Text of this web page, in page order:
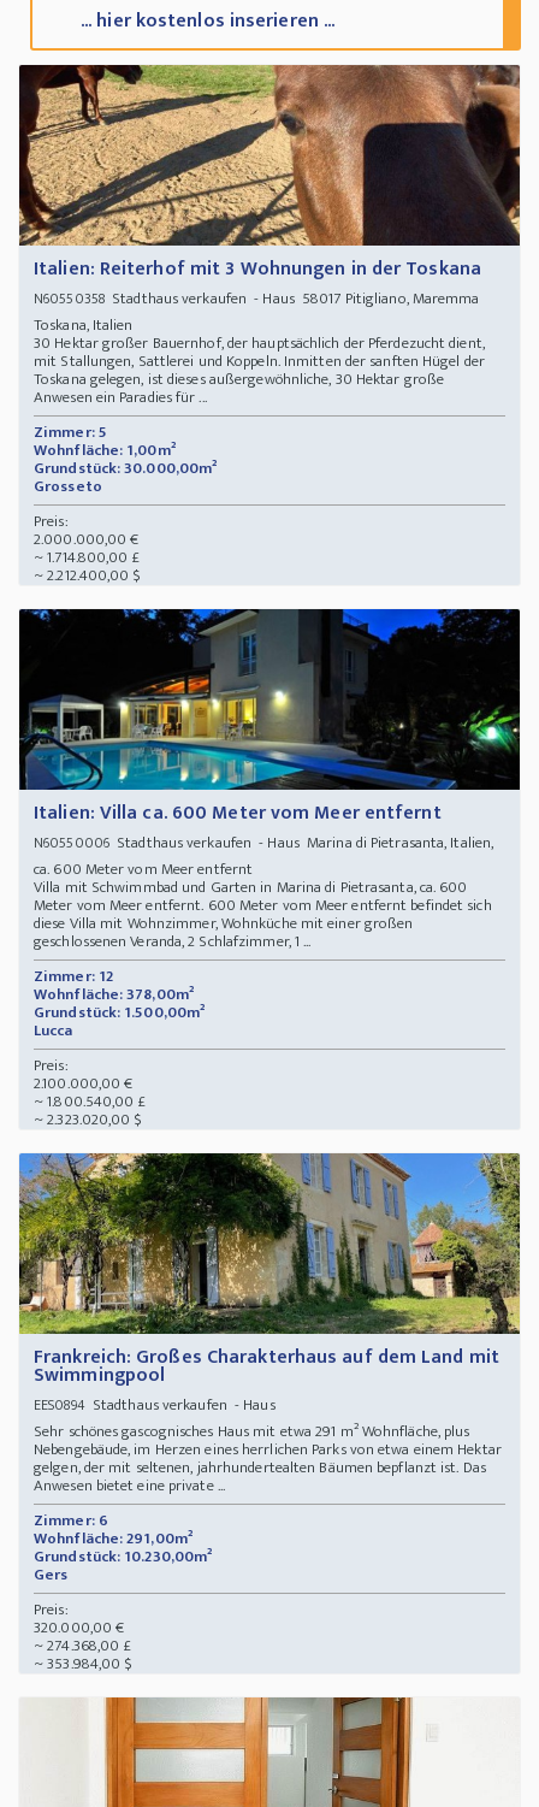
... hier kostenlos inserieren ...
Italien: Reiterhof mit 3 Wohnungen in der Toskana
N60550358Stadthaus verkaufen - Haus 58017 Pitigliano, Maremma
Toskana, Italien
30 Hektar großer Bauernhof, der hauptsächlich der Pferdezucht dient,
mit Stallungen, Sattlerei und Koppeln. Inmitten der sanften Hügel der
Toskana gelegen, ist dieses außergewöhnliche, 30 Hektar große
Anwesen ein Paradies für ...
Zimmer: 5
Wohnfläche: 1,00m²
Grundstück: 30.000,00m²
Grosseto
Preis:
2.000.000,00 €
~ 1.714.800,00 £
~ 2.212.400,00 $
Italien: Villa ca. 600 Meter vom Meer entfernt
N60550006Stadthaus verkaufen - Haus Marina di Pietrasanta, Italien,
ca. 600 Meter vom Meer entfernt
Villa mit Schwimmbad und Garten in Marina di Pietrasanta, ca. 600
Meter vom Meer entfernt. 600 Meter vom Meer entfernt befindet sich
diese Villa mit Wohnzimmer, Wohnküche mit einer großen
geschlossenen Veranda, 2 Schlafzimmer, 1 ...
Zimmer: 12
Wohnfläche: 378,00m²
Grundstück: 1.500,00m²
Lucca
Preis:
2.100.000,00 €
~ 1.800.540,00 £
~ 2.323.020,00 $
Frankreich: Großes Charakterhaus auf dem Land mit
Swimmingpool
EES0894Stadthaus verkaufen - Haus
Sehr schönes gascognisches Haus mit etwa 291 m² Wohnfläche, plus
Nebengebäude, im Herzen eines herrlichen Parks von etwa einem Hektar
gelgen, der mit seltenen, jahrhundertealten Bäumen bepflanzt ist. Das
Anwesen bietet eine private ...
Zimmer: 6
Wohnfläche: 291,00m²
Grundstück: 10.230,00m²
Gers
Preis:
320.000,00 €
~ 274.368,00 £
~ 353.984,00 $